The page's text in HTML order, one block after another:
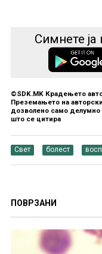
Симнете
©SDK.MK Крадењето
Преземањето на
дозволено само
што се цитира
Свет болест
ПОВРЗАНИ